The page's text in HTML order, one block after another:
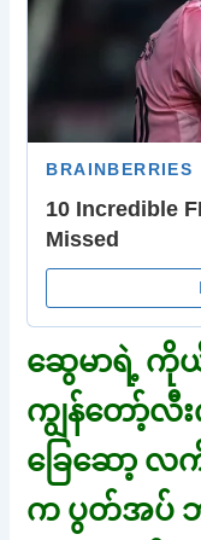
ဆွေမာရဲ့ ကိုယ်
ကျွန်တော့်လီ
ခြေဆော့ လ
က ပွတ်အပ်